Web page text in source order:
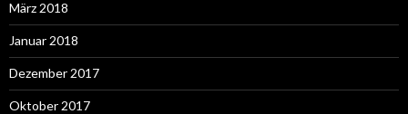
März 2018
Januar 2018
Dezember 2017
Oktober 2017